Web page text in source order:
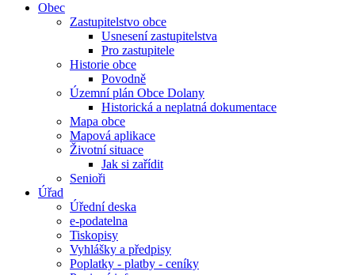
Obec
Zastupitelstvo obce
Usnesení zastupitelstva
Pro zastupitele
Historie obce
Povodně
Územní plán Obce Dolany
Historická a neplatná dokumentace
Mapa obce
Mapová aplikace
Životní situace
Jak si zařídit
Senioři
Úřad
Úřední deska
e-podatelna
Tiskopisy
Vyhlášky a předpisy
Poplatky - platby - ceníky